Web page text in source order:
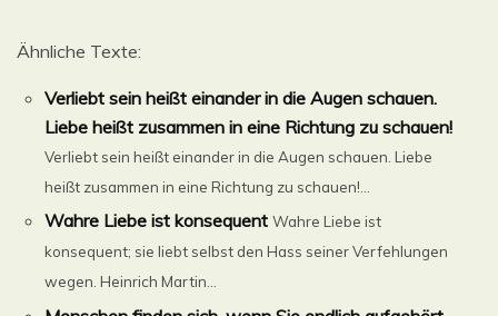
Ähnliche Texte:
Verliebt sein heißt einander in die Augen schauen.
Liebe heißt zusammen in eine Richtung zu schauen!
Verliebt sein heißt einander in die Augen schauen. Liebe
heißt zusammen in eine Richtung zu schauen!...
Wahre Liebe ist konsequent Wahre Liebe ist
konsequent; sie liebt selbst den Hass seiner Verfehlungen
wegen. Heinrich Martin...